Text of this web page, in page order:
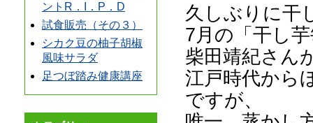
ントR．I．P．D
試食販売（その３）
シカク豆の柚子胡椒
風味サラダ
足つぼ踏み健康講座
久しぶりに干
7月の「干し
柴田靖紀さん
江戸時代から
ですが、